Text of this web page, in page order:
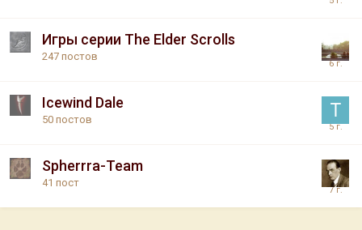
Игры серии The Elder Scrolls
247 постов
Icewind Dale
50 постов
Spherrra-Team
41 пост